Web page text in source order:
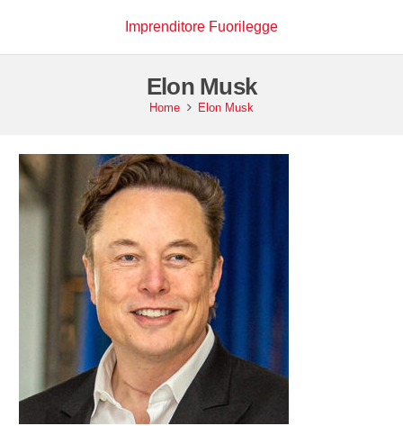
Imprenditore Fuorilegge
Elon Musk
Home Elon Musk